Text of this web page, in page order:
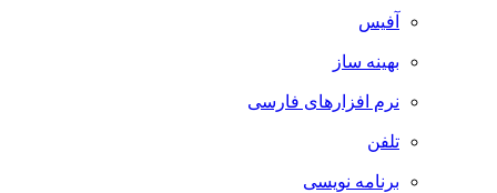
آفیس
بهینه ساز
نرم افزارهای فارسی
تلفن
برنامه نویسی